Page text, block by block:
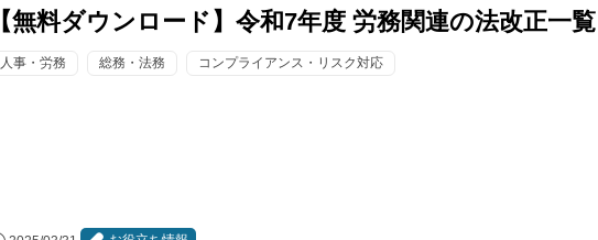
【無料ダウンロード】令和7年度 労務関連の法改正一
人事・労務 総務・法務 コンプライアンス・リスク対応